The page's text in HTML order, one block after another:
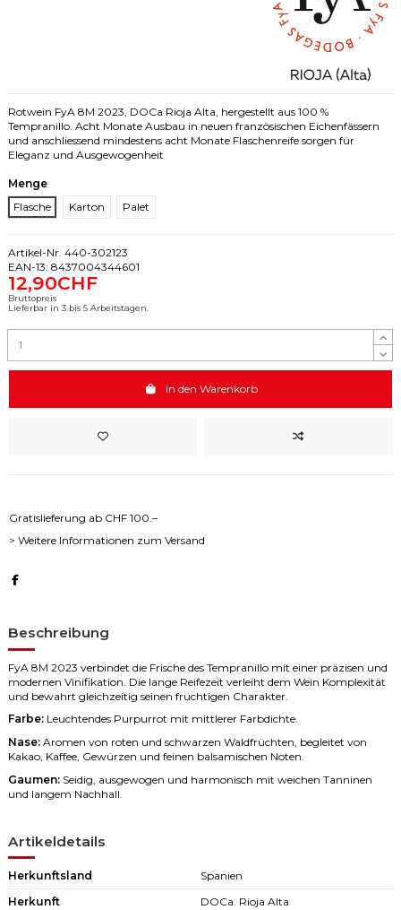
Rotwein FyA 8M 2023, DOCa Rioja Alta, hergestellt aus 100 %
Tempranillo. Acht Monate Ausbau in neuen französischen Eichenfässern
und anschliessend mindestens acht Monate Flaschenreife sorgen für
Eleganz und Ausgewogenheit
Menge
Flasche
Karton Palet
Artikel-Nr. 440-302123
EAN-13: 8437004344601
12,90CHF
Bruttopreis
Lieferbar in 3 bis 5 Arbeitstagen.
In den Warenkorb
Gratislieferung ab CHF 100.–
> Weitere Informationen zum Versand
Beschreibung
FyA 8M 2023 verbindet die Frische des Tempranillo mit einer präzisen und
modernen Vinifikation. Die lange Reifezeit verleiht dem Wein Komplexität
und bewahrt gleichzeitig seinen fruchtigen Charakter.
Farbe: Leuchtendes Purpurrot mit mittlerer Farbdichte.
Nase: Aromen von roten und schwarzen Waldfrüchten, begleitet von
Kakao, Kaffee, Gewürzen und feinen balsamischen Noten.
Gaumen: Seidig, ausgewogen und harmonisch mit weichen Tanninen
und langem Nachhall.
Artikeldetails
Herkunftsland
Spanien
Herkunft
DOCa. Rioja Alta